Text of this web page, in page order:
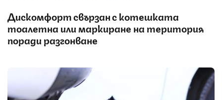
Дискомфорт свързан с котешката
тоалетна или маркиране на територия
поради разгонване